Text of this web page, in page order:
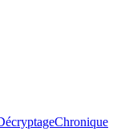
Chronique